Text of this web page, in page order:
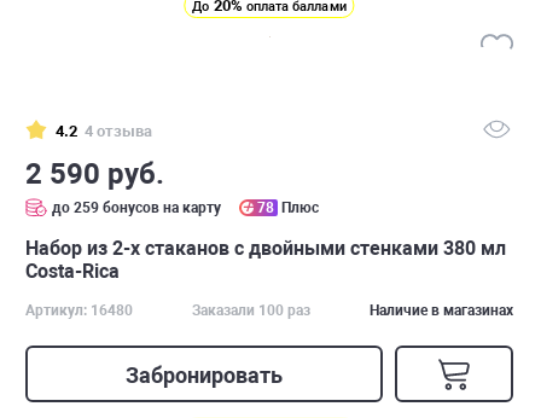
До 20% оплата баллами
4.2 4 отзыва
2 590 руб.
до 259 бонусов на карту 78 Плюс
Набор из 2-х стаканов с двойными стенками 380 мл
Costa-Rica
Артикул: 16480 Заказали 100 раз Наличие в магазинах
Забронировать